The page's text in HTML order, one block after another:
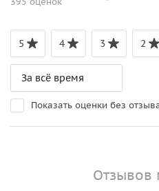
5 4 3 2
Показать оценки без
Отзывов